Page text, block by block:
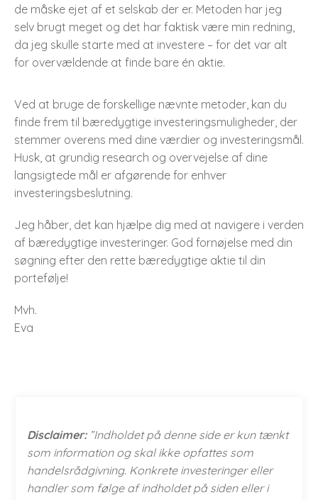
de måske ejet af et selskab der er. Metoden har jeg
selv brugt meget og det har faktisk være min redning,
da jeg skulle starte med at investere – for det var alt
for overvældende at finde bare én aktie.
Ved at bruge de forskellige nævnte metoder, kan du
finde frem til bæredygtige investeringsmuligheder, der
stemmer overens med dine værdier og investeringsmål.
Husk, at grundig research og overvejelse af dine
langsigtede mål er afgørende for enhver
investeringsbeslutning.
Jeg håber, det kan hjælpe dig med at navigere i verden
af bæredygtige investeringer. God fornøjelse med din
søgning efter den rette bæredygtige aktie til din
portefølje!
Mvh.
Eva
Disclaimer:”Indholdet på denne side er kun tænkt
som information og skal ikke opfattes som
handelsrådgivning. Konkrete investeringer eller
handler som følge af indholdet på siden eller i